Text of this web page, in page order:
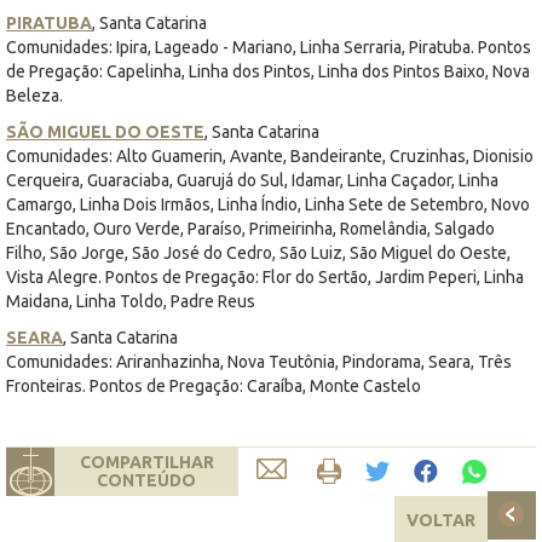
PIRATUBA, Santa Catarina
Comunidades: Ipira, Lageado - Mariano, Linha Serraria, Piratuba. Pontos
de Pregação: Capelinha, Linha dos Pintos, Linha dos Pintos Baixo, Nova
Beleza.
SÃO MIGUEL DO OESTE, Santa Catarina
Comunidades: Alto Guamerin, Avante, Bandeirante, Cruzinhas, Dionisio
Cerqueira, Guaraciaba, Guarujá do Sul, Idamar, Linha Caçador, Linha
Camargo, Linha Dois Irmãos, Linha Índio, Linha Sete de Setembro, Novo
Encantado, Ouro Verde, Paraíso, Primeirinha, Romelândia, Salgado
Filho, São Jorge, São José do Cedro, São Luiz, São Miguel do Oeste,
Vista Alegre. Pontos de Pregação: Flor do Sertão, Jardim Peperi, Linha
Maidana, Linha Toldo, Padre Reus
SEARA, Santa Catarina
Comunidades: Ariranhazinha, Nova Teutônia, Pindorama, Seara, Três
Fronteiras. Pontos de Pregação: Caraíba, Monte Castelo
COMPARTILHAR
CONTEÚDO
VOLTAR